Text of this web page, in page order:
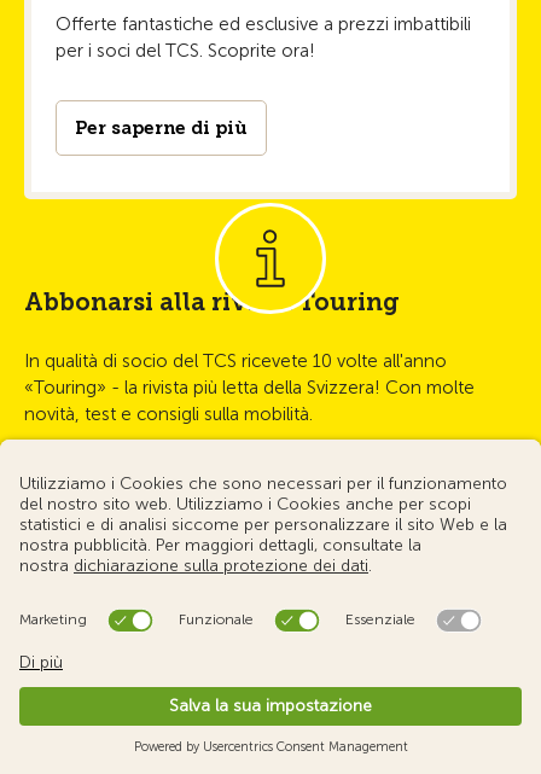
Offerte fantastiche ed esclusive a prezzi imbattibili
per i soci del TCS. Scoprite ora!
Per saperne di più
Abbonarsi alla rivista Touring
In qualità di socio del TCS ricevete 10 volte all'anno
«Touring» - la rivista più letta della Svizzera! Con molte
novità, test e consigli sulla mobilità.
Prodotti
Emergenza & danni